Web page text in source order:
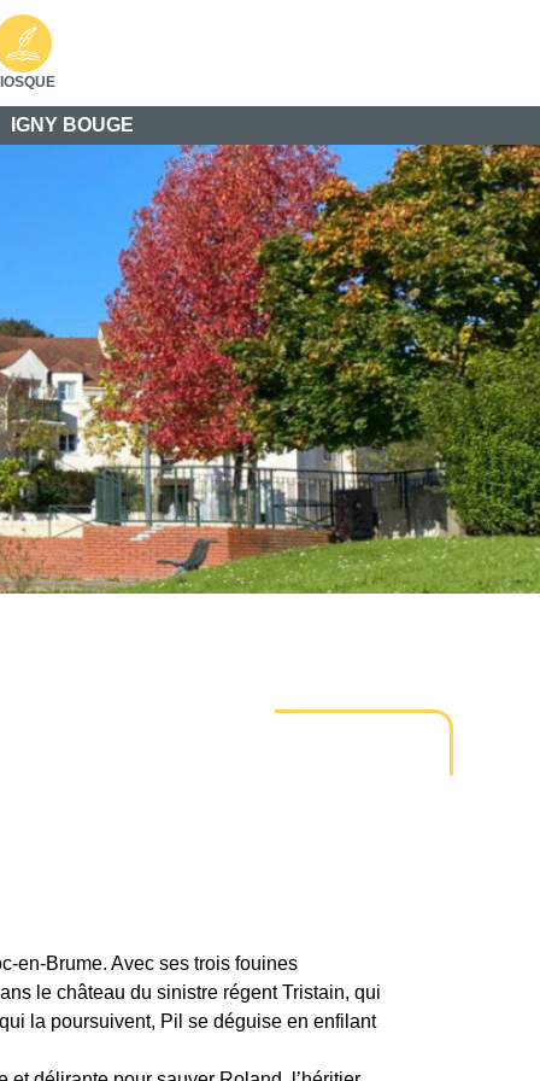
IGNY BOUGE
en-Brume. Avec ses trois fouines
le château du sinistre régent Tristain, qui
la poursuivent, Pil se déguise en enfilant